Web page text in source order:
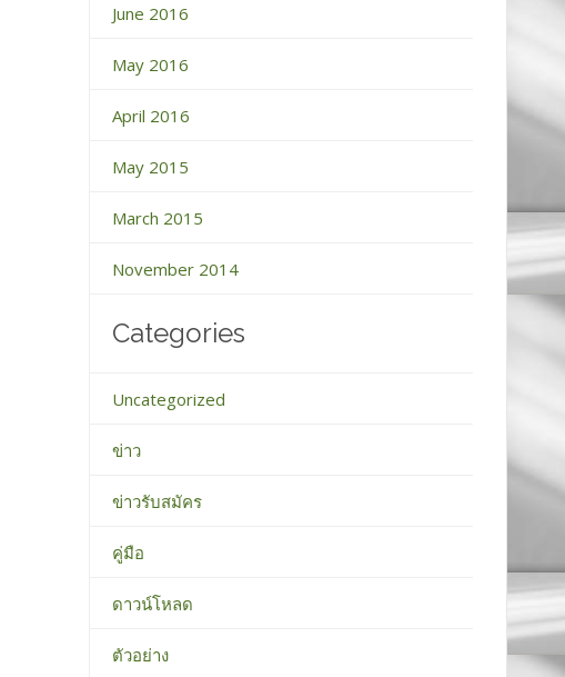
June 2016
May 2016
April 2016
May 2015
March 2015
November 2014
Categories
Uncategorized
ข่าว
ข่าวรับสมัคร
คู่มือ
ดาวน์โหลด
ตัวอย่าง